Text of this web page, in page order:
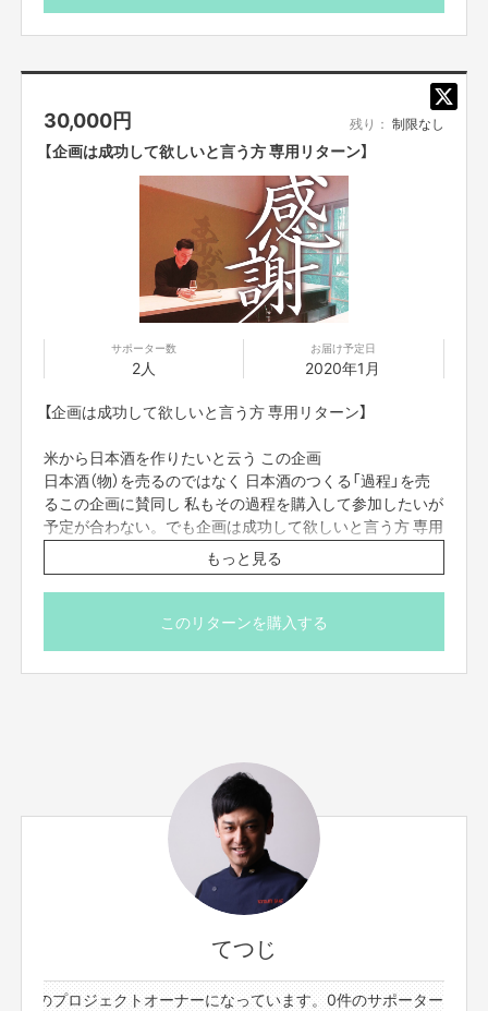
てつじ
のプロジェクトオーナーになっています。0件のサポーターと23件
※現地集合現地解散
OK ご連絡下さい
搾りたてのしずく酒の200mlのボトルの瓶詰め体験もでき
30,000円 残り： 制限なし
【企画は成功して欲しいと言う方 専用リターン】
サポーター数
2人
お届け予定日
2020年1月
【企画は成功して欲しいと言う方 専用リターン】
米から日本酒を作りたいと云う この企画
日本酒（物）を売るのではなく 日本酒のつくる「過程」を売
るこの企画に賛同し 私もその過程を購入して参加したいが
予定が合わない。でも企画は成功して欲しいと言う方 専用
リターンです。
そう貴方の支援ありがたく受け取ります。
この「ご恩」一生わすれません。
もっと見る
このリターンを購入する